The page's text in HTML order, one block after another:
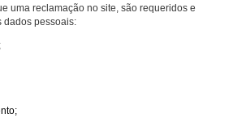
uma reclamação no site, são requeridos e
dados pessoais: